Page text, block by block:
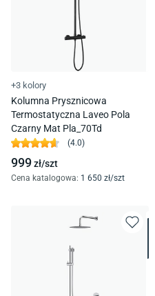
+3 kolory
Kolumna Prysznicowa
Termostatyczna Laveo Pola
Czarny Mat Pla_70Td
(4.0)
999zł/szt
Cena katalogowa: 1 650 zł/szt